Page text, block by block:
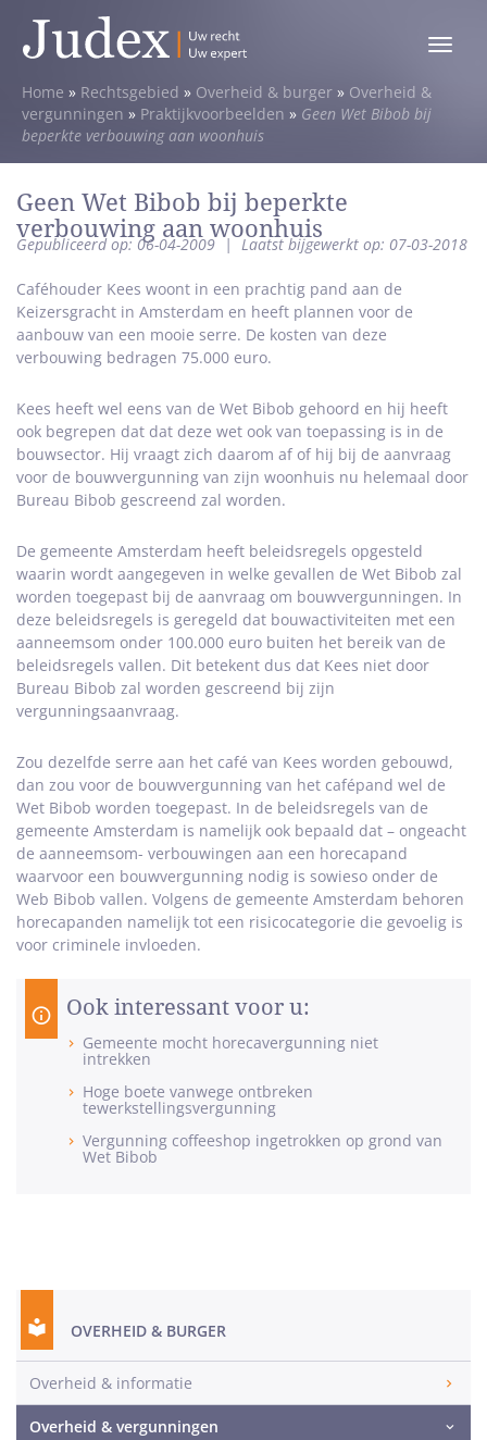
Toggle
Home » Rechtsgebied » Overheid & burger » Overheid &
vergunningen » Praktijkvoorbeelden » Geen Wet Bibob bij
beperkte verbouwing aan woonhuis
Geen Wet Bibob bij beperkte
verbouwing aan woonhuis
Gepubliceerd op: 06-04-2009 |Laatst bijgewerkt op: 07-03-2018
Caféhouder Kees woont in een prachtig pand aan de
Keizersgracht in Amsterdam en heeft plannen voor de
aanbouw van een mooie serre. De kosten van deze
verbouwing bedragen 75.000 euro.
Kees heeft wel eens van de Wet Bibob gehoord en hij heeft
ook begrepen dat dat deze wet ook van toepassing is in de
bouwsector. Hij vraagt zich daarom af of hij bij de aanvraag
voor de bouwvergunning van zijn woonhuis nu helemaal door
Bureau Bibob gescreend zal worden.
De gemeente Amsterdam heeft beleidsregels opgesteld
waarin wordt aangegeven in welke gevallen de Wet Bibob zal
worden toegepast bij de aanvraag om bouwvergunningen. In
deze beleidsregels is geregeld dat bouwactiviteiten met een
aanneemsom onder 100.000 euro buiten het bereik van de
beleidsregels vallen. Dit betekent dus dat Kees niet door
Bureau Bibob zal worden gescreend bij zijn
vergunningsaanvraag.
Zou dezelfde serre aan het café van Kees worden gebouwd,
dan zou voor de bouwvergunning van het cafépand wel de
Wet Bibob worden toegepast. In de beleidsregels van de
gemeente Amsterdam is namelijk ook bepaald dat – ongeacht
de aanneemsom- verbouwingen aan een horecapand
waarvoor een bouwvergunning nodig is sowieso onder de
Web Bibob vallen. Volgens de gemeente Amsterdam behoren
horecapanden namelijk tot een risicocategorie die gevoelig is
voor criminele invloeden.
Ook interessant voor u:
Gemeente mocht horecavergunning niet
intrekken
Hoge boete vanwege ontbreken
tewerkstellingsvergunning
Vergunning coffeeshop ingetrokken op grond van
Wet Bibob
OVERHEID & BURGER
Overheid & informatie
Overheid & vergunningen